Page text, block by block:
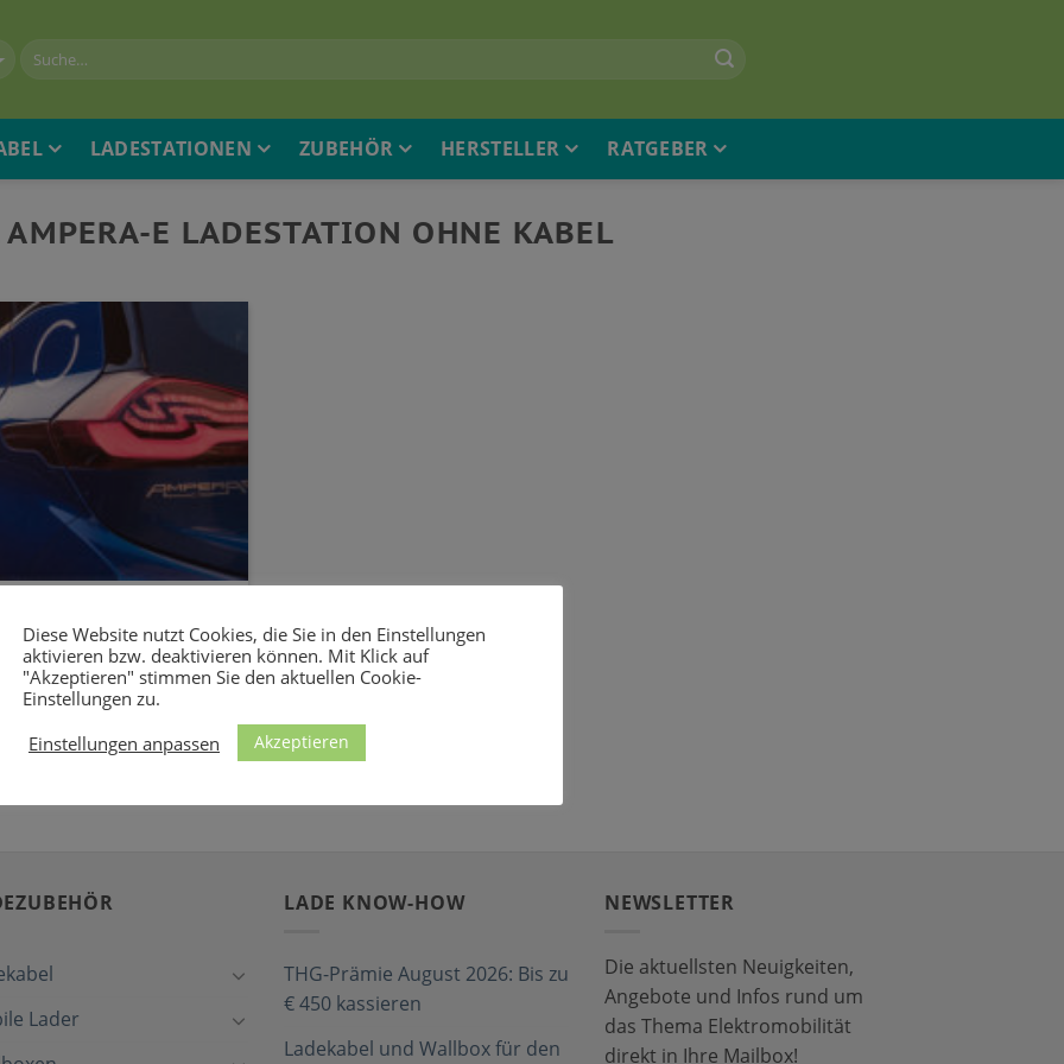
LADESTATIONEN ZUBEHÖR HERSTELLER RATGEBER
AMPERA-E LADESTATION OHNE KABEL
Ladestation für
die ideal zum Opel
schnellste [...]
Lader
LADE KNOW-HOW
THG-Prämie August 2026: Bis zu
€ 450 kassieren
Ladekabel und Wallbox für den
NEWSLETTER
Die aktuellsten Neuigkeiten,
Angebote und Infos rund um
das Thema Elektromobilität
direkt in Ihre Mailbox!
Diese Website nutzt Cookies, die Sie in den Einstellungen
aktivieren bzw. deaktivieren können. Mit Klick auf
"Akzeptieren" stimmen Sie den aktuellen Cookie-
Einstellungen zu.
Einstellungen anpassen
Akzeptieren